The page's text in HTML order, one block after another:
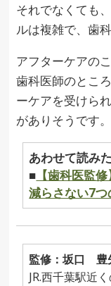
それでなくても
ルは複雑で、歯
アフターケアの
歯科医師のとこ
ーケアを受けら
がありそうです。
あわせて読み
■ 【歯科医監
減らさない7
監修：坂口
JR.西千葉駅近